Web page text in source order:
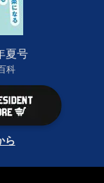
夏号
科
ら